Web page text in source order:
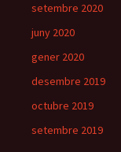
setembre 2020
juny 2020
gener 2020
desembre 2019
octubre 2019
setembre 2019